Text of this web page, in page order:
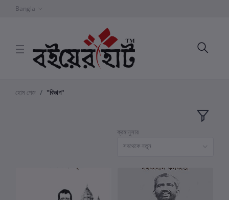
Bangla
হোম পেজ "বিভাগ"
ক্রমানুসার
সবথেকে নতুন